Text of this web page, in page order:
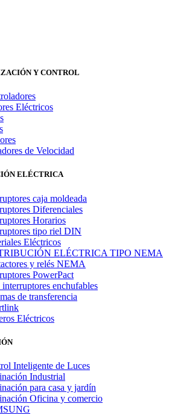
Y CONTROL
Eléctricos
de Velocidad
ELÉCTRICA
caja moldeada
Diferenciales
Horarios
tipo riel DIN
Eléctricos
ELÉCTRICA TIPO NEMA
y relés NEMA
PowerPact
enchufables
de transferencia
Eléctricos
Inteligente de Luces
Industrial
para casa y jardín
Oficina y comercio